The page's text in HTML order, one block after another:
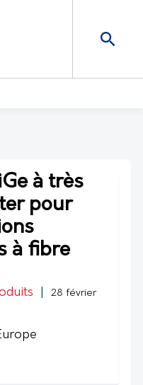
à très
pour
à fibre
28 février